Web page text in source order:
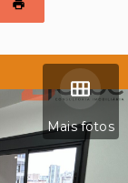
Mais fotos